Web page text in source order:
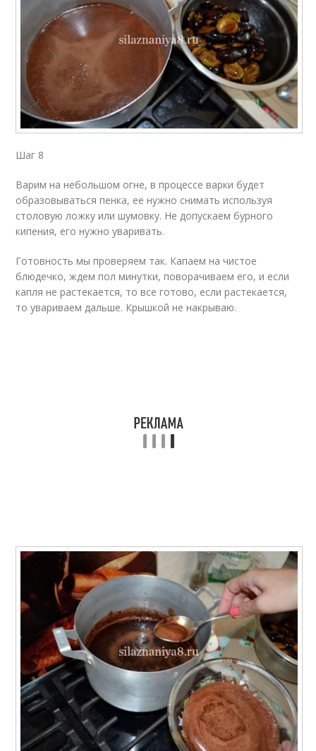
Шаг 8
Варим на небольшом огне, в процессе варки будет
образовываться пенка, ее нужно снимать используя
столовую ложку или шумовку. Не допускаем бурного
кипения, его нужно уваривать.
Готовность мы проверяем так. Капаем на чистое
блюдечко, ждем пол минутки, поворачиваем его, и если
капля не растекается, то все готово, если растекается,
то увариваем дальше. Крышкой не накрываю.